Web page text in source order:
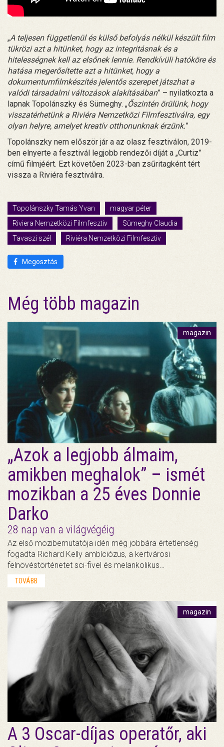
„A teljesen függetlenül és külső befolyás nélkül készült film
tükrözi azt a hitünket, hogy az integritásnak és a
hitelességnek kell az elsőnek lennie. Rendkívüli hatóköre és
hatása megerősítette azt a hitünket, hogy a
dokumentumfilmkészítés jelentős szerepet játszhat a
valódi társadalmi változások alakításában” – nyilatkozta a
lapnak Topolánszky és Sümeghy. „Őszintén örülünk, hogy
visszatérhetünk a Riviéra Nemzetközi Filmfesztiválra, egy
olyan helyre, amelyet kreatív otthonunknak érzünk.”
Topolánszky nem először jár a az olasz fesztiválon, 2019-
ben elnyerte a fesztivál legjobb rendezői díját a „Curtiz”
című filmjéért. Ezt követően 2023-ban zsűritagként tért
vissza a Riviéra fesztiválra.
Topolánszky Tamás Yvan
magyar péter
Riviera Nemzetközi Filmfesztiv
Sümeghy Claudia
Tavaszi szél
Riviéra Nemzetközi Filmfesztiv
Megosztás
Még több magazin
magazin
„Azok a legjobb álmaim,
amikben meghalok” – ismét
mozikban a 25 éves Donnie
Darko
28 nap van a világvégéig
Az első mozibemutatója idén még jobbára értetlenség
fogadta Richard Kelly ambíciózus, a kertvárosi
felnövéstörténetet sci-fivel és melankolikus…
TOVÁBB
magazin
A 3 Oscar-díjas operatőr, aki